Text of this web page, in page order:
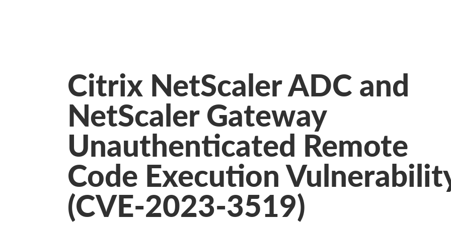
Citrix NetScaler ADC and
NetScaler Gateway
Unauthenticated Remote
Code Execution
(CVE-2023-3519)